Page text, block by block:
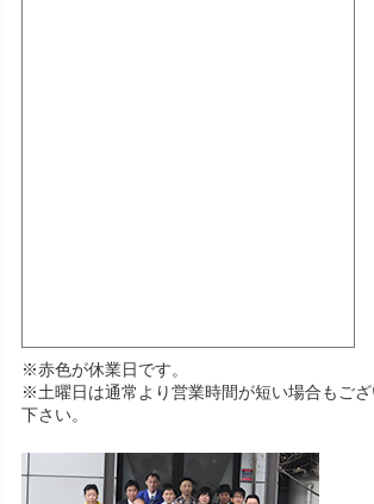
※赤色が休業日です。
※土曜日は通常より営業時間が短い場合もご
下さい。